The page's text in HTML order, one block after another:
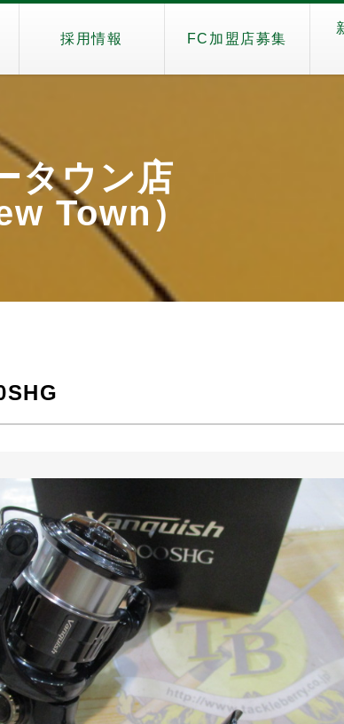
採用情報 FC加盟店募集
タウン店
Town）